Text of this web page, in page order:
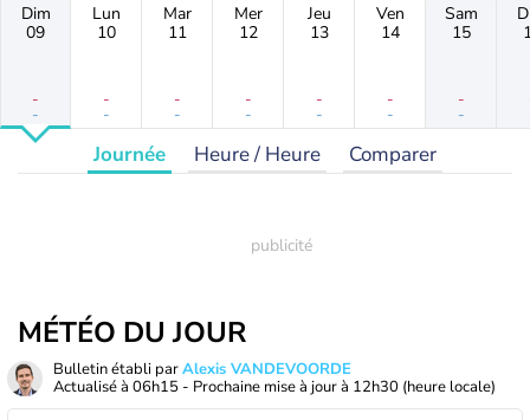
Dim
09
-
-
Lun
10
-
-
Mar
11
-
-
Mer
12
-
-
Jeu
13
-
-
Ven
14
-
-
Sam
15
-
-
Journée Heure / Heure Comparer
MÉTÉO DU JOUR
Bulletin établi parAlexis VANDEVOORDE
Actualisé à 06h15 - Prochaine mise à jour à 12h30 (heure locale)